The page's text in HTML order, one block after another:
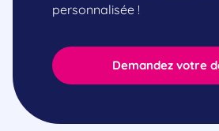
Demandez votre
personnalisée !